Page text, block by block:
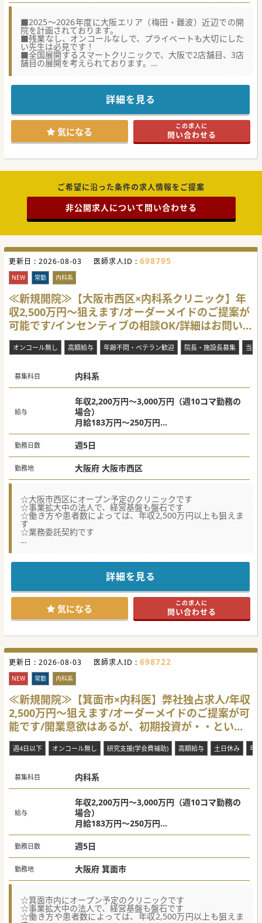
■2025〜2026年度に大阪エリア（梅田・難波）近辺での開
院を計画されております。
■残業なし、オンコールなしで、プライベートも大切にした
い先生は必見です！
■全国展開するスマートクリニックで、大阪で2店舗目、3店
舗目の展開を考えられております。
■他院勤務の医師とのオンライン相談ツールなど、いつでも
リアルタイムで意見交換ができ、専門外の相談が可能です！
■ITを駆使した診療体制で、経営面はお任せして医師は診療
のみに集中できる環境体制が整っております。
■来院者の約9割が50代以下でビジネスマンや若年層への予
防医療や健康管理など、時代に合った医療を展開していま
■外来では、風邪や発熱、下痢などの一般内科診療を担当し
ていただきます。未経験の分野についてはフォロー体制ござ
■オンライン診療を一部担当しますのでオンライン診療にご
興味がある先生もお待ちしております。
■混雑時で1時間あたり10名前後の患者対応を想定しており
ますので、テンポの良い診療が求められます。
■これまで最大年収2,100万円のオファー実績もあり、働き
■年1回、クリニック業績および個人実績・患者様フィード
バックにより昇給制度もございます。
■開業前の先生も大歓迎です。クリニック経営や運営のノウ
ハウを学べ、将来的な開業準備にも役立ちます。
詳細を見る
気になる この求人に
問い合わせる
ご希望に沿った条件の求人情報をご提案
非公開求人について問い合わせる
更新日 : 2026-08-03 医師求人ID : 698795
NEW 常勤 内科系
≪新規開院≫【大阪市西区×内科系クリニック】年
収2,500万円～狙えます/オーダーメイドのご提案が
可能です/インセンティブの相談OK/詳細はお問い
合わせください
オンコール無し 高額給与 年齢不問・ベテラン歓迎 院長・施設長募集 当直
募集科目 内科系
給与
年収2,200万円～3,000万円（週10コマ勤務の
場合）
月給183万円～250万円
※ご経験やお人柄、働き方等により決定
勤務日数 週5日
勤務地 大阪府 大阪市西区
☆大阪市西区にオープン予定のクリニックです
☆事業拡大中の法人で、経営基盤も盤石です
☆働き方や患者数によっては、年収2,500万円以上も狙えま
す
☆業務委託契約です
法人よりお預かりした求人です。豊富なノウハウから、先生
のご意向に沿ったご提案が可能です。
■この度、箕面市の医療モールにて、管理医師を務めていた
だける脳神経外科の先生を募集しておられます。
■開設者としてご勤務いただく予定ですが、運転資金の融資
や設備投資、採用やレセプト等の事務手続き等、諸々のサポ
ートも法人側で行いますので、「リスクを抑えて開業した
い」というような先生もお問い合わせください。
【職場環境と雰囲気】
■当法人の代表者はフットワークが軽く、バイタリティ溢れ
るリーダータイプのキャラクターです。代表者も積極的に面
談に同席されますので、「一度話を聞いてみたい」という先
生は気軽にお問い合わせください。
■「新たなチャレンジをしてみたい」、「バリバリ働いて稼
ぎたい」、「ワークライフバランスを充実させたい」等、先
生が実現させたい働き方をお聞かせください。
■マイカー通勤も可能です。近隣にスーパーもございますの
で、昼食や勤務後のお買い物にも便利です。
【やりがい】
等は法人にお任せし、先生は目の前の患者様への治療に集中
することができます。
ンスがございます。（記載されている求人概要はあくまでも
目安の情報です）
ックのロゴやHP作成等の開院準備も法人が行いますが、先生
のご意向を適宜ヒアリングしながら進めますので、先生のご
意向も反映させやすい環境です。
#業務委託案件
詳細を見る
気になる この求人に
問い合わせる
更新日 : 2026-08-03 医師求人ID : 698722
NEW 常勤 内科系
≪新規開院≫【箕面市×内科医】弊社独占求人/年収
2,500万円～狙えます/オーダーメイドのご提案が可
能です/開業意欲はあるが、初期投資が・・という
先生必見！
週4日以下 オンコール無し 研究支援(学会費補助) 高額給与 土日休み 年
募集科目 内科系
給与
年収2,200万円～3,000万円（週10コマ勤務の
場合）
月給183万円～250万円
※ご経験やお人柄、働き方等により決定
勤務日数 週5日
勤務地 大阪府 箕面市
☆箕面市内にオープン予定のクリニックです
☆事業拡大中の法人で、経営基盤も盤石です
☆働き方や患者数によっては、年収2,500万円以上も狙えま